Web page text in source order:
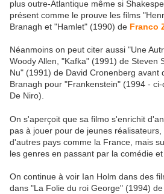
plus outre-Atlantique même si
présent comme le prouve les films
Branagh et "Hamlet" (1990) de Franco
Néanmoins on peut citer aussi "Une
Woody Allen, "Kafka" (1991) de Steven
Nu" (1991) de David Cronenberg avant
Branagh pour "Frankenstein" (1994 -
De Niro).
On s'aperçoit que sa filmo s'enrichit
pas à jouer pour de jeunes
d'autres pays comme la France, mais
les genres en passant par la comédie et
On continue à voir Ian Holm dans des
dans "La Folie du roi George" (1994)